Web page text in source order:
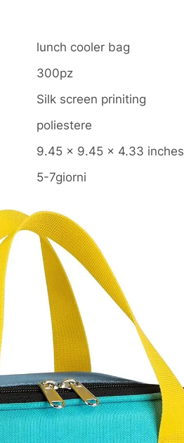
lunch cooler bag
300pz
Silk screen priniting
poliestere
9.45 x 9.45 x 4.33 inches
5-7giorni